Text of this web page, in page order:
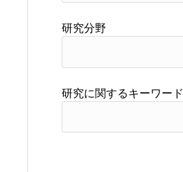
研究分野
研究に関するキーワード